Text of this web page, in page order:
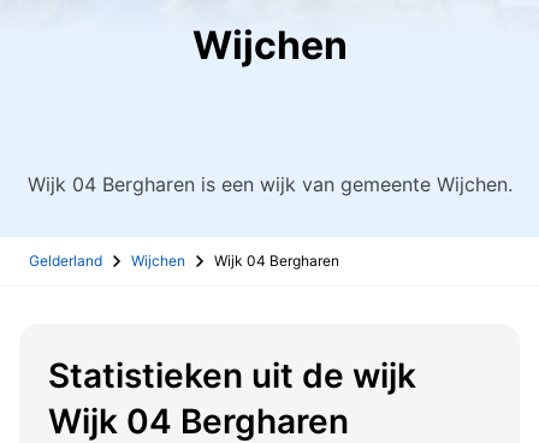
Wijchen
Wijk 04 Bergharen is een wijk van gemeente Wijchen.
Gelderland Wijchen Wijk 04 Bergharen
Statistieken uit de wijk
Wijk 04 Bergharen